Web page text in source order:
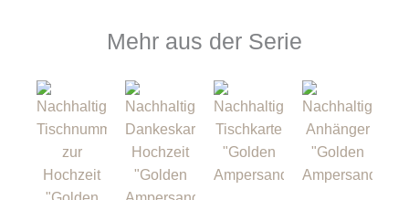
Mehr aus der Serie